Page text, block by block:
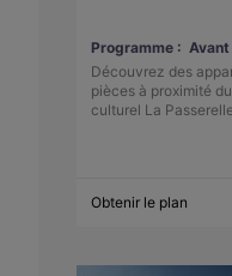
Programme : Avant
Découvrez des
pièces à proximité
culturel La
Obtenir le plan